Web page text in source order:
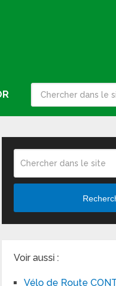
Voir aussi :
Vélo de Route